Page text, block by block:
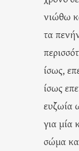
νιώθω
τα
ίσως,
ίσως
ευζωία
για μία
σώμα